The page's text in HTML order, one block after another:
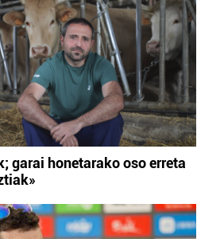
garai honetarako oso erreta